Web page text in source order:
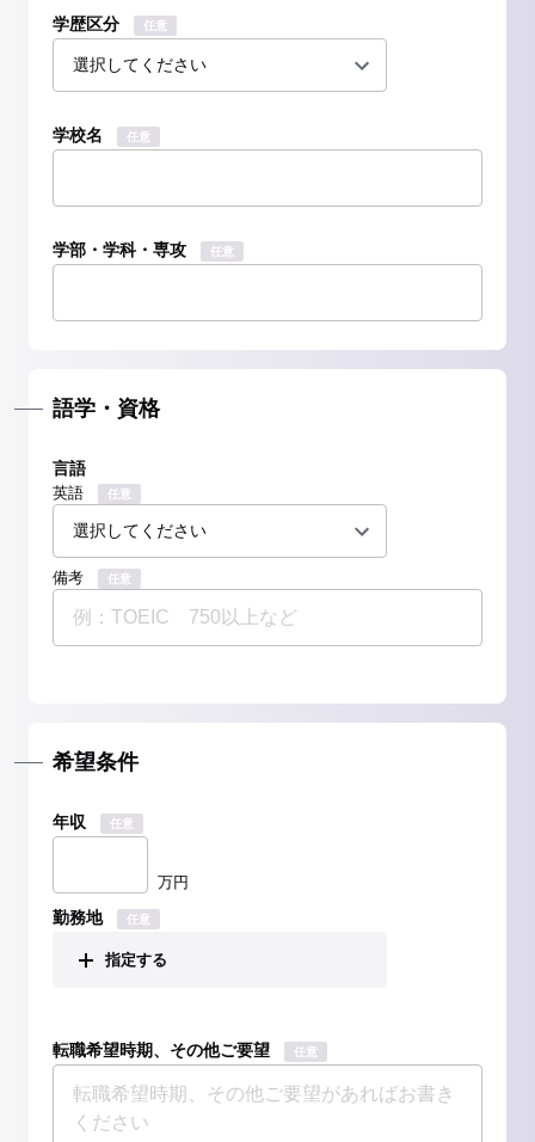
学歴区分 任意
学校名 任意
学部・学科・専攻 任意
語学・資格
言語
英語 任意
備考 任意
希望条件
年収 任意
万円
勤務地 任意
指定する
転職希望時期、その他ご要望 任意